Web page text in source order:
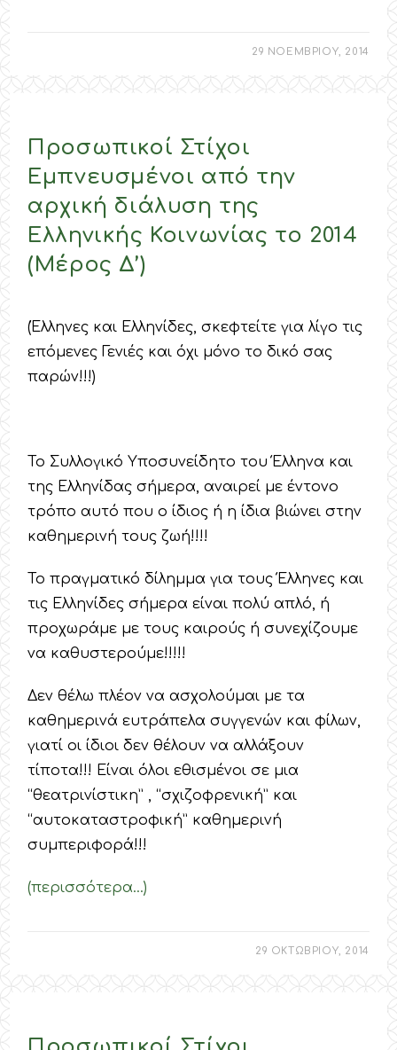
29 ΝΟΕΜΒΡΙΟΥ, 2014
Προσωπικοί Στίχοι
Εμπνευσμένοι από την
αρχική διάλυση της
Ελληνικής Κοινωνίας το 2014
(Μέρος Δ’)
(Έλληνες και Ελληνίδες, σκεφτείτε για λίγο τις
επόμενες Γενιές και όχι μόνο το δικό σας
παρών!!!)
Το Συλλογικό Υποσυνείδητο του Έλληνα και
της Ελληνίδας σήμερα, αναιρεί με έντονο
τρόπο αυτό που ο ίδιος ή η ίδια βιώνει στην
καθημερινή τους ζωή!!!!
Το πραγματικό δίλημμα για τους Έλληνες και
τις Ελληνίδες σήμερα είναι πολύ απλό, ή
προχωράμε με τους καιρούς ή συνεχίζουμε
να καθυστερούμε!!!!!
Δεν θέλω πλέον να ασχολούμαι με τα
καθημερινά ευτράπελα συγγενών και φίλων,
γιατί οι ίδιοι δεν θέλουν να αλλάξουν
τίποτα!!! Είναι όλοι εθισμένοι σε μια
“θεατρινίστικη” , “σχιζοφρενική” και
“αυτοκαταστροφική” καθημερινή
συμπεριφορά!!!
(περισσότερα…)
29 ΟΚΤΩΒΡΙΟΥ, 2014